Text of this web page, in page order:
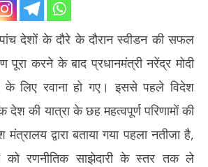
NOW VIEWING
देशों के दौरे के दौरान स्वीडन की सफल
पूरा करने के बाद प्रधानमंत्री नरेंद्र मोदी
के लिए रवाना हो गए। इससे पहले विदेश
देश की यात्रा के छह महत्वपूर्ण परिणामों की
द्वारा बताया गया पहला नतीजा है,
को रणनीतिक साझेदारी के स्तर तक ले